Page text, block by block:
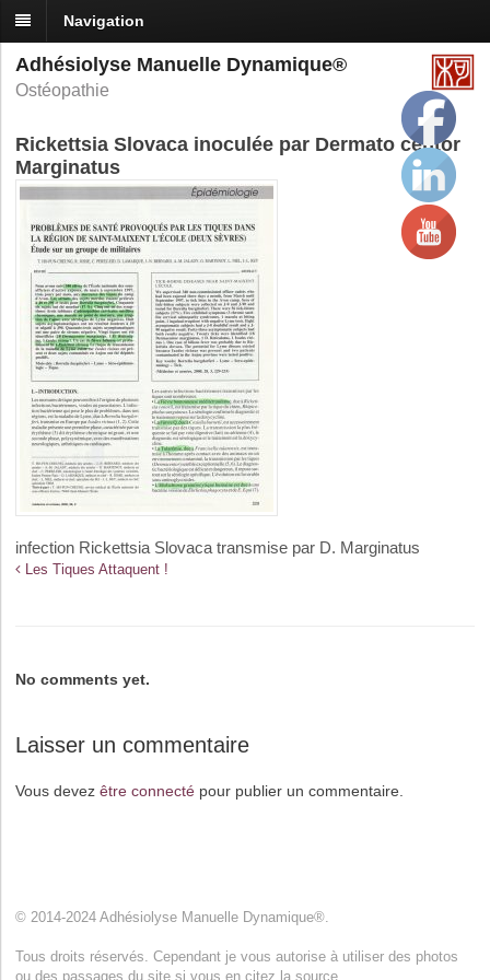
Navigation
Adhésiolyse Manuelle Dynamique®
Ostéopathie
Rickettsia Slovaca inoculée par Dermato centor
Marginatus
infection Rickettsia Slovaca transmise par D. Marginatus
Les Tiques Attaquent !
No comments yet.
Laisser un commentaire
Vous devez être connecté pour publier un commentaire.
© 2014-2024 Adhésiolyse Manuelle Dynamique®.
Tous droits réservés. Cependant je vous autorise à utiliser des photos
ou des passages du site si vous en citez la source.